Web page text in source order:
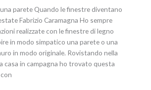
parete Quando le finestre diventano
Fabrizio Caramagna Ho sempre
realizzate con le finestre di legno
in modo simpatico una parete o una
in modo originale. Rovistando nella
casa in campagna ho trovato questa